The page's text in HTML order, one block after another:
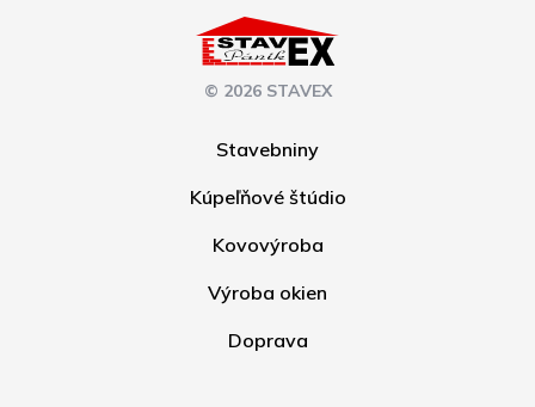
© 2026 STAVEX
Stavebniny
Kúpeľňové štúdio
Kovovýroba
Výroba okien
Doprava